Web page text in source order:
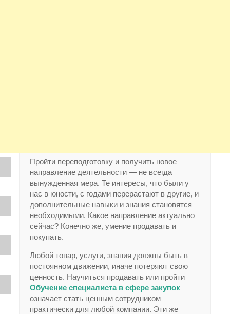
Пройти переподготовку и получить новое
направление деятельности — не всегда
вынужденная мера. Те интересы, что были у
нас в юности, с годами перерастают в другие, и
дополнительные навыки и знания становятся
необходимыми. Какое направление актуально
сейчас? Конечно же, умение продавать и
покупать.
Любой товар, услуги, знания должны быть в
постоянном движении, иначе потеряют свою
ценность. Научиться продавать или пройти
Обучение специалиста в сфере закупок
означает стать ценным сотрудником
практически для любой компании. Эти же